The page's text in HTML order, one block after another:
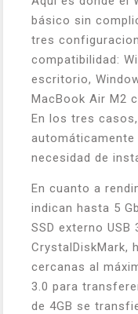
básico sin
tres
compatibilidad:
escritorio,
MacBook Air M2
En los tres
automáticamente
necesidad de
En cuanto a
indican hasta 5
SSD externo USB
CrystalDiskMark,
cercanas al
3.0 para
de 4GB se